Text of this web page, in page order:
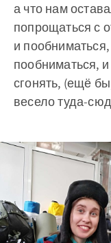
а что нам
попрощаться с
и
пообниматься,
сгонять, (ещё
весело туда-